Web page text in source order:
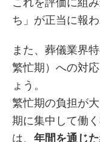
ち」が正当に報
また、葬儀業界
繁忙期）への対
ょう。
繁忙期の負担が
期に集中して働
は、 年間を通じ